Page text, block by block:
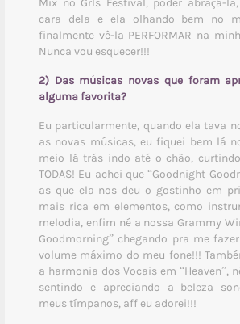
cara dela e ela olhando bem no
finalmente vê-la PERFORMAR na
Nunca vou esquecer!!!
2) Das músicas novas que foram
alguma favorita?
Eu particularmente, quando ela tava
as novas músicas, eu fiquei bem lá
meio lá trás indo até o chão,
TODAS! Eu achei que “Goodnight
as que ela nos deu o gostinho em
mais rica em elementos, como
melodia, enfim né a nossa Grammy
Goodmorning” chegando pra me
volume máximo do meu fone!!!
a harmonia dos Vocais em “Heaven”,
sentindo e apreciando a beleza
meus tímpanos, aff eu adorei!!!